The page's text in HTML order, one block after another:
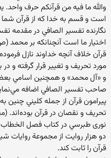
والله ما فيه‌ من‌ قرآنكم‌ حرف‌
است‌ و قسم‌ به‌ خدا كه‌ از قرآن‌
نگارنده‌ تفسير الصافي‌ در مقدمه‌
اختيار ما است‌ آنچنانكه‌ بر محمد
قرآن‌ خلاف‌ آنچه‌ خداوند نازل‌
مورد تحريف‌ و تغيير قرار گرفته‌ و
و «آل‌ محمد» و همچنين‌ اسامي‌
صاحب‌ تفسير الصافي‌ اضافه‌
پيرامون‌ قرآن‌ از جمله‌ كليني‌ چنين
تحريف‌ و نقصان‌ در قرآن‌ بوده‌اند.
نوری طبرسي‌ در كتاب‌ فصل‌ الخطاب
دو هزار روايت از مجموعة روايات
قرآن را ثابت كند.